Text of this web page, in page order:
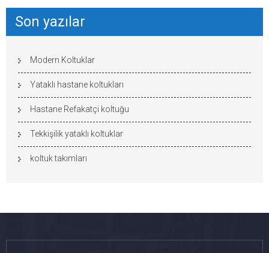
Son yazılar
Modern Koltuklar
Yataklı hastane koltukları
Hastane Refakatçi koltuğu
Tekkişilik yataklı koltuklar
koltuk takımları